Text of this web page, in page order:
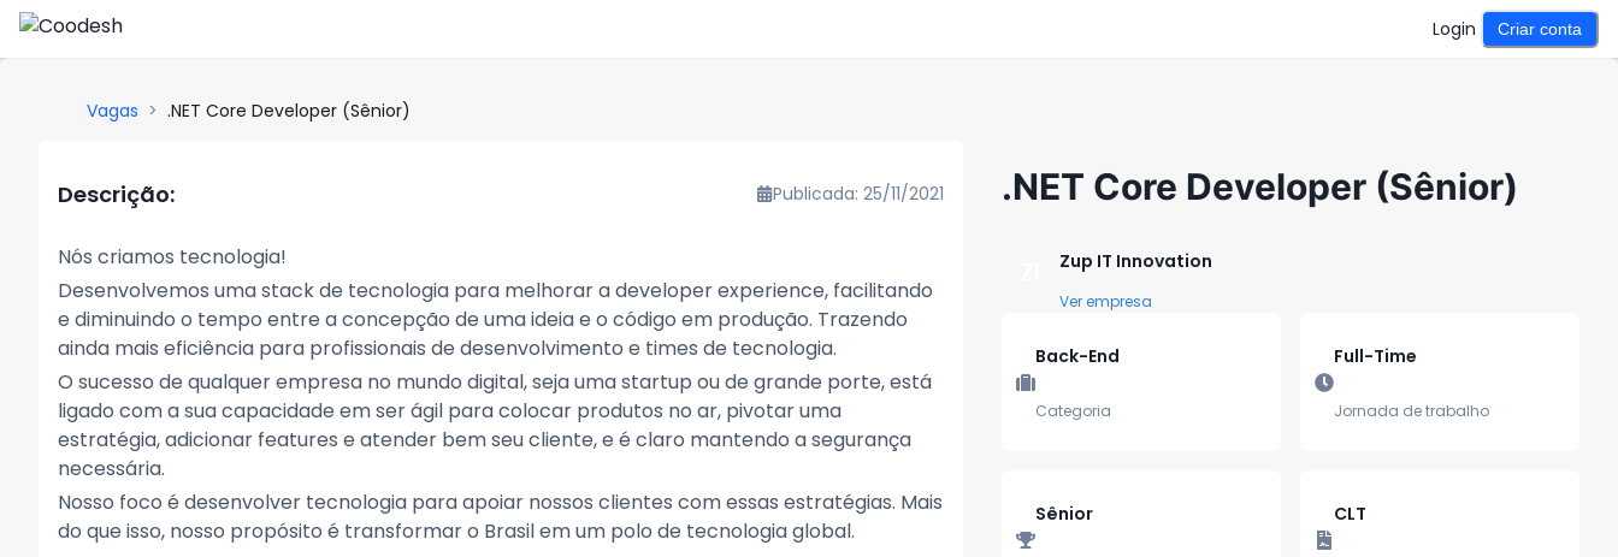
Login Criar conta
Vagas > .NET Core Developer (Sênior)
Descrição: Publicada: 25/11/2021
Nós criamos tecnologia!
Desenvolvemos uma stack de tecnologia para melhorar a developer experience, facilitando
e diminuindo o tempo entre a concepção de uma ideia e o código em produção. Trazendo
ainda mais eficiência para profissionais de desenvolvimento e times de tecnologia.
O sucesso de qualquer empresa no mundo digital, seja uma startup ou de grande porte, está
ligado com a sua capacidade em ser ágil para colocar produtos no ar, pivotar uma
estratégia, adicionar features e atender bem seu cliente, e é claro mantendo a segurança
necessária.
Nosso foco é desenvolver tecnologia para apoiar nossos clientes com essas estratégias. Mais
do que isso, nosso propósito é transformar o Brasil em um polo de tecnologia global.
.NET Core Developer (Sênior)
Zup IT Innovation
Ver empresa
Back-End
Categoria
Full-Time
Jornada de trabalho
Sênior CLT